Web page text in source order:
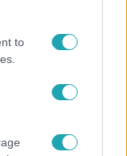
to